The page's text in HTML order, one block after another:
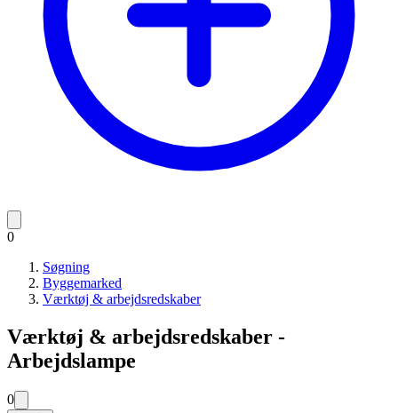
0
Søgning
Byggemarked
Værktøj & arbejdsredskaber
Værktøj & arbejdsredskaber -
Arbejdslampe
0